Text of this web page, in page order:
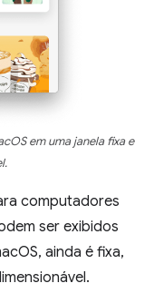
em uma janela fixa e
computadores
ser exibidos
ainda é fixa,